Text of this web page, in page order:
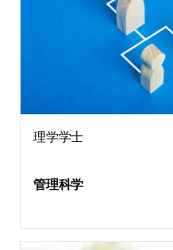
理学学士
管理科学